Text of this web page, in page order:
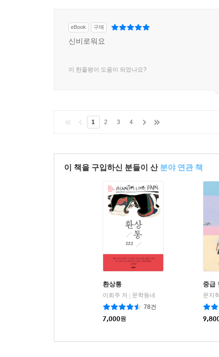
eBook 구매
신비로워요
이 한줄평이 도움이 되었나요?
1 2 3 4
이 책을 구입하신 분들이 산 분야 연관 책
환상통
이희주 저 | 문학동네
78건
7,000원
중급
문지